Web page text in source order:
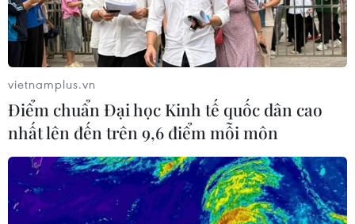
vietnamplus.vn
Điểm chuẩn Đại học Kinh tế quốc dân cao
nhất lên đến trên 9,6 điểm mỗi môn